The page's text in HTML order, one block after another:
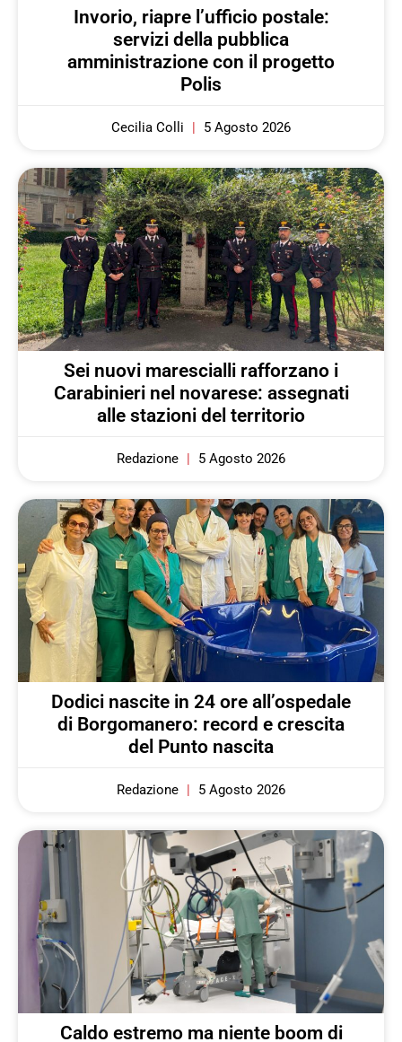
Invorio, riapre l’ufficio postale:
servizi della pubblica
amministrazione con il progetto
Polis
Cecilia Colli 5 Agosto 2026
Sei nuovi marescialli rafforzano i
Carabinieri nel novarese: assegnati
alle stazioni del territorio
Redazione 5 Agosto 2026
Dodici nascite in 24 ore all’ospedale
di Borgomanero: record e crescita
del Punto nascita
Redazione 5 Agosto 2026
Caldo estremo ma niente boom di